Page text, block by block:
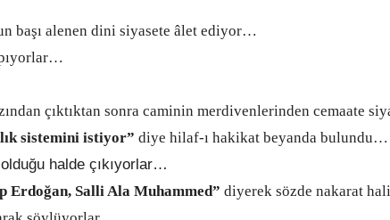
başı alenen dini siyasete âlet ediyor…
çıktıktan sonra caminin merdivenlerinden cemaate
sistemini istiyor” diye hilaf-ı hakikat beyanda bulundu…
halde çıkıyorlar…
Erdoğan, Salli Ala Muhammed” diyerek sözde nakarat